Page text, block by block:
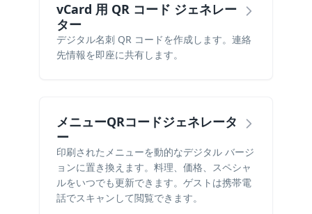
vCard 用 QR コード ジェネレー
ター
デジタル名刺 QR コードを作成します。連絡
先情報を即座に共有します。
メニューQRコードジェネレータ
ー
印刷されたメニューを動的なデジタル バージ
ョンに置き換えます。料理、価格、スペシャ
ルをいつでも更新できます。ゲストは携帯電
話でスキャンして閲覧できます。